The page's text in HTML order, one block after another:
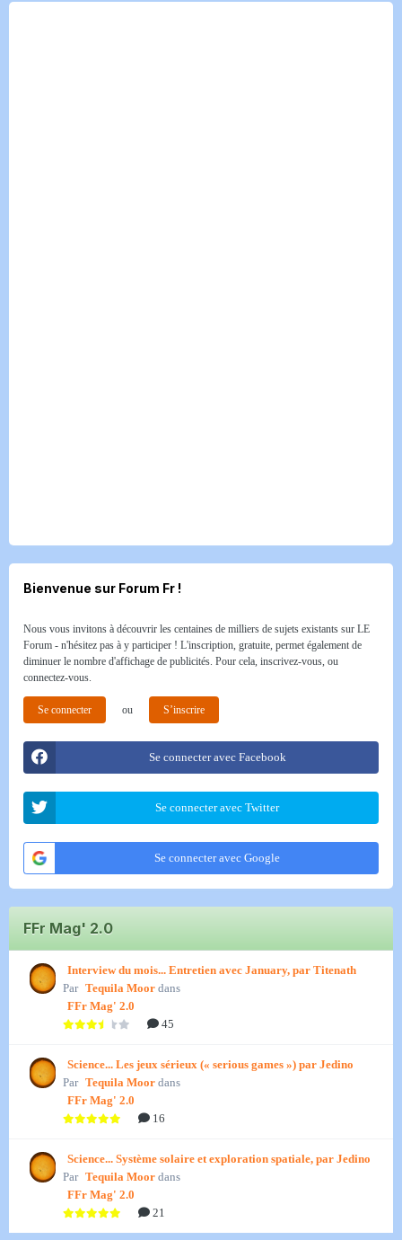
Bienvenue sur Forum Fr !
Nous vous invitons à découvrir les centaines de milliers de sujets existants sur LE
Forum - n'hésitez pas à y participer ! L'inscription, gratuite, permet également de
diminuer le nombre d'affichage de publicités. Pour cela, inscrivez-vous, ou
connectez-vous.
Se connecter ou S’inscrire
Se connecter avec Facebook
Se connecter avec Twitter
Se connecter avec Google
FFr Mag' 2.0
Interview du mois... Entretien avec January, par Titenath
Par Tequila Moor dans
FFr Mag' 2.0
45
Science... Les jeux sérieux (« serious games ») par Jedino
Par Tequila Moor dans
FFr Mag' 2.0
16
Science... Système solaire et exploration spatiale, par Jedino
Par Tequila Moor dans
FFr Mag' 2.0
21